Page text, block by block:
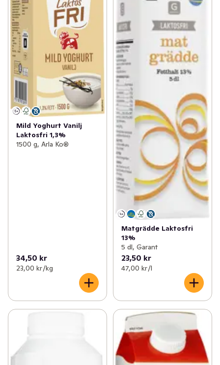
Mild Yoghurt Vanilj
Laktosfri 1,3%
1500 g, Arla Ko®
34,50 kr
23,00 kr /kg
Matgrädde Laktosfri
13%
5 dl, Garant
23,50 kr
47,00 kr /l